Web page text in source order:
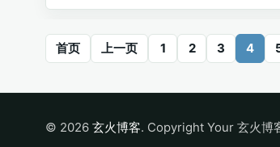
首页 上一页 1 2 3 4
© 2026 玄火博客. Copyright Your 玄火博